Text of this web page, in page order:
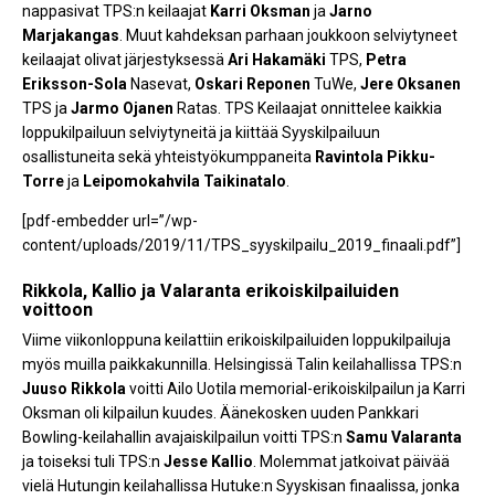
nappasivat TPS:n keilaajat Karri Oksman ja Jarno
Marjakangas . Muut kahdeksan parhaan joukkoon selviytyneet
keilaajat olivat järjestyksessä Ari Hakamäki TPS, Petra
Eriksson-Sola Nasevat, Oskari Reponen TuWe, Jere Oksanen
TPS ja Jarmo Ojanen Ratas. TPS Keilaajat onnittelee kaikkia
loppukilpailuun selviytyneitä ja kiittää Syyskilpailuun
osallistuneita sekä yhteistyökumppaneita Ravintola Pikku-
Torreja Leipomokahvila Taikinatalo
[pdf-embedder url=”/wp-
content/uploads/2019/11/TPS_syyskilpailu_2019_finaali.pdf”]
Rikkola, Kallio ja Valaranta erikoiskilpailuiden
voittoon
Viime viikonloppuna keilattiin erikoiskilpailuiden loppukilpailuja
myös muilla paikkakunnilla. Helsingissä Talin keilahallissa TPS:n
Juuso Rikkola voitti Ailo Uotila memorial-erikoiskilpailun ja Karri
Oksman oli kilpailun kuudes. Äänekosken uuden Pankkari
Bowling-keilahallin avajaiskilpailun voitti TPS:n Samu Valaranta
ja toiseksi tuli TPS:n Jesse Kallio . Molemmat jatkoivat päivää
vielä Hutungin keilahallissa Hutuke:n Syyskisan finaalissa, jonka